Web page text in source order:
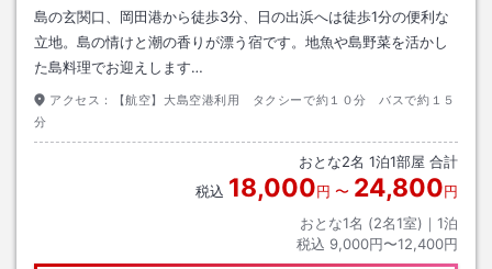
島の玄関口、岡田港から徒歩3分、日の出浜へは徒歩1分の便利な
立地。島の情けと潮の香りが漂う宿です。地魚や島野菜を活かし
た島料理でお迎えします…
アクセス：
【航空】大島空港利用 タクシーで約１０分 バスで約１５
分
おとな2名 1泊1部屋 合計
税込 18,000円 〜 24,800円
おとな1名 (2名1室)｜ 1泊
税込 9,000円〜12,400円